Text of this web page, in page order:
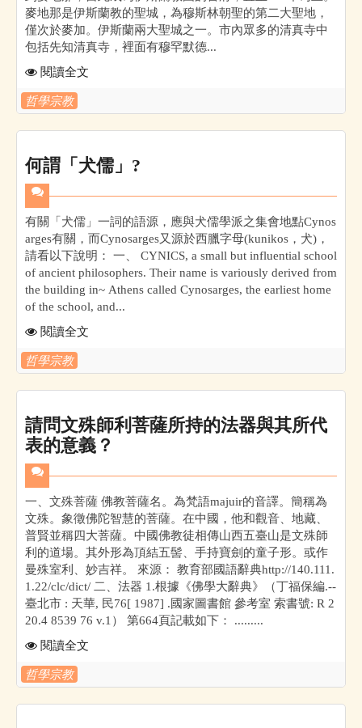
麥地那是伊斯蘭教的聖城，為穆斯林朝聖的第二大聖地，
僅次於麥加。伊斯蘭兩大聖城之一。市內眾多的清真寺中
包括先知清真寺，裡面有穆罕默德...
閱讀全文
哲學宗教
何謂「犬儒」?
有關「犬儒」一詞的語源，應與犬儒學派之集會地點Cynos
arges有關，而Cynosarges又源於西臘字母(kunikos，犬)，
請看以下說明： 一、 CYNICS, a small but influential school
of ancient philosophers. Their name is variously derived from
the building in~ Athens called Cynosarges, the earliest home
of the school, and...
閱讀全文
哲學宗教
請問文殊師利菩薩所持的法器與其所代
表的意義？
一、文殊菩薩 佛教菩薩名。為梵語majuir的音譯。簡稱為
文殊。象徵佛陀智慧的菩薩。在中國，他和觀音、地藏、
普賢並稱四大菩薩。中國佛教徒相傳山西五臺山是文殊師
利的道場。其外形為頂結五髻、手持寶劍的童子形。或作
曼殊室利、妙吉祥。 來源： 教育部國語辭典http://140.111.
1.22/clc/dict/ 二、法器 1.根據《佛學大辭典》（丁福保編.--
臺北市 : 天華, 民76[ 1987] .國家圖書館 參考室 索書號: R 2
20.4 8539 76 v.1） 第664頁記載如下： .........
閱讀全文
哲學宗教